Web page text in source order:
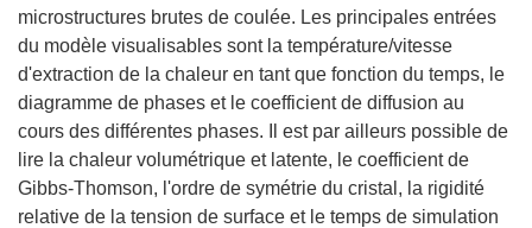
microstructures brutes de coulée. Les principales entrées
du modèle visualisables sont la température/vitesse
d'extraction de la chaleur en tant que fonction du temps, le
diagramme de phases et le coefficient de diffusion au
cours des différentes phases. Il est par ailleurs possible de
lire la chaleur volumétrique et latente, le coefficient de
Gibbs-Thomson, l'ordre de symétrie du cristal, la rigidité
relative de la tension de surface et le temps de simulation